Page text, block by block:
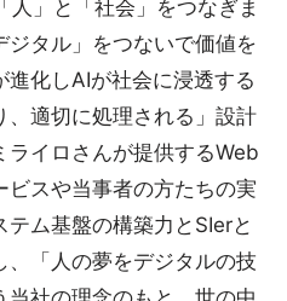
」と「社会」をつなぎま
タル」をつないで価値を
化しAIが社会に浸透する
、適切に処理される」設計
イロさんが提供するWeb
スや当事者の方たちの実
ム基盤の構築力とSIerと
、「人の夢をデジタルの技